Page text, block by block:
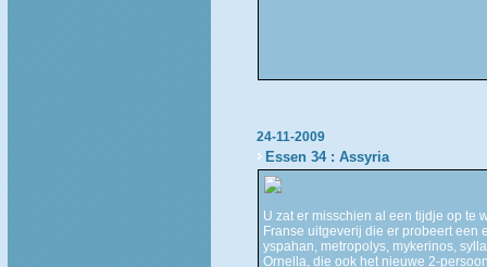
24-11-2009
Essen 34 : Assyria
U zat er misschien al een tijdje op te
Franse uitgeverij die er probeert een
yspahan, metropolys, mykerinos,
Ornella, die ook het nieuwe 2-